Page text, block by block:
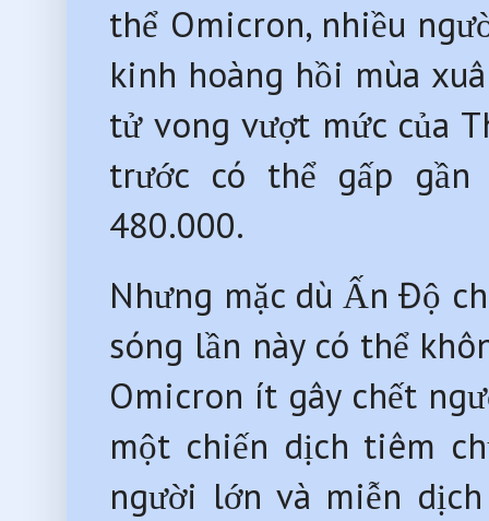
thể Omicron, nhiều
kinh hoàng hồi mùa
tử vong vượt mức của
trước có thể gấp
480.000.
Nhưng mặc dù Ấn Độ
sóng lần này có thể
Omicron ít gây chết
một chiến dịch tiêm
người lớn và miễn